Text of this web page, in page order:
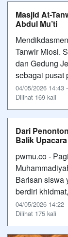
Masjid At-
Abdul Mu’ti
Tanwir Miosi.
dan Gedung
sebagai pusat
04/05/2026 14:43
Dilihat 169 kali
Dari
Balik
pwmu.co -
Barisan siswa
berdiri
04/05/2026 14:22
Dilihat 175 kali